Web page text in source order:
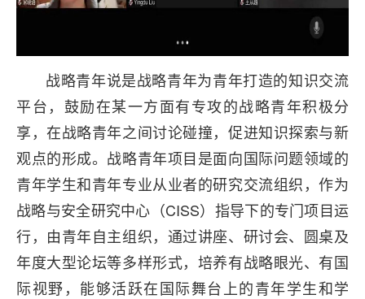
战略青年说是战略青年为青年打造的知识交流
平台，鼓励在某一方面有专攻的战略青年积极分
享，在战略青年之间讨论碰撞，促进知识探索与新
观点的形成。战略青年项目是面向国际问题领域的
青年学生和青年专业从业者的研究交流组织，作为
战略与安全研究中心（CISS）指导下的专门项目运
行，由青年自主组织，通过讲座、研讨会、圆桌及
年度大型论坛等多样形式，培养有战略眼光、有国
际视野，能够活跃在国际舞台上的青年学生和学